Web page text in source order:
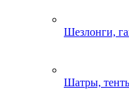
Шезлонги,
Шатры,